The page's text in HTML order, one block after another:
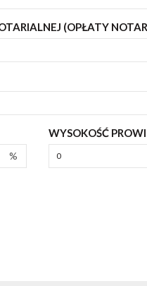
(OPŁATY
%
WYSOKOŚĆ